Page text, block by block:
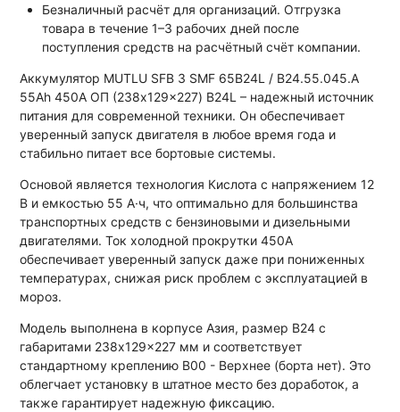
Безналичный расчёт для организаций. Отгрузка
товара в течение 1–3 рабочих дней после
поступления средств на расчётный счёт компании.
Аккумулятор MUTLU SFB 3 SMF 65B24L / B24.55.045.A
55Ah 450A ОП (238x129x227) B24L – надежный источник
питания для современной техники. Он обеспечивает
уверенный запуск двигателя в любое время года и
стабильно питает все бортовые системы.
Основой является технология Кислота с напряжением 12
В и емкостью 55 А·ч, что оптимально для большинства
транспортных средств с бензиновыми и дизельными
двигателями. Ток холодной прокрутки 450A
обеспечивает уверенный запуск даже при пониженных
температурах, снижая риск проблем с эксплуатацией в
мороз.
Модель выполнена в корпусе Азия, размер B24 с
габаритами 238x129x227 мм и соответствует
стандартному креплению B00 - Верхнее (борта нет). Это
облегчает установку в штатное место без доработок, а
также гарантирует надежную фиксацию.